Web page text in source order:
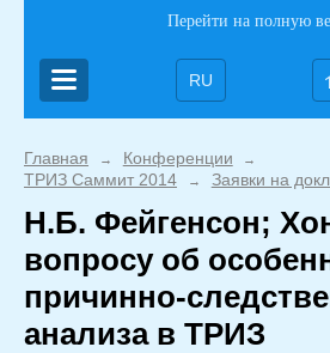
Перейти на полную
RU
Главная → Конференции →
ТРИЗ Саммит 2014 → Заявки на
Н.Б. Фейгенсон;
вопросу об
причинно-
анализа в ТРИЗ